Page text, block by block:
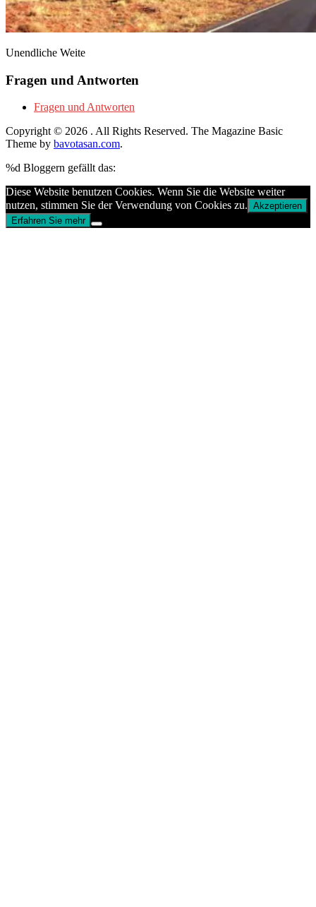
Unendliche Weite
Fragen und Antworten
Fragen und Antworten
Copyright © 2026 . All Rights Reserved. The Magazine Basic
Theme by bavotasan.com.
%d Bloggern gefällt das:
Diese Website benutzen Cookies. Wenn Sie die Website weiter
nutzen, stimmen Sie der Verwendung von Cookies zu. Akzeptieren
Erfahren Sie mehr